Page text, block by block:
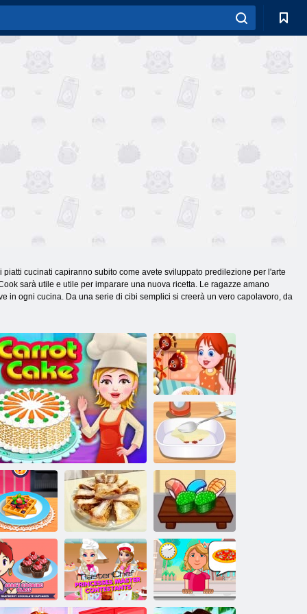
cucinati capiranno subito come avete sviluppato predilezione per l'arte
sarà utile e utile per imparare una nuova ricetta. Le ragazze amano
in ogni cucina. Da una serie di cibi semplici si creerà un vero capolavoro, da
Torta di carote
Turchia Cake
Pops
Pollo in salsa di
Buffalo
con Sara:
Toast
Cialde
Strudel bavarese Set di sushi